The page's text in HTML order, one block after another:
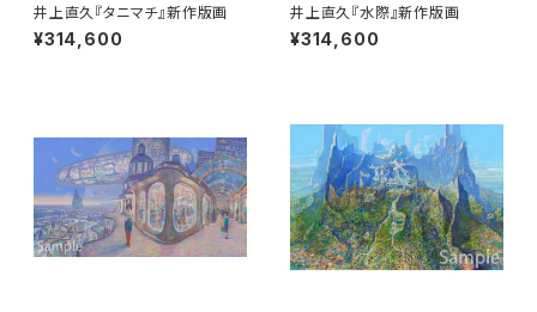
井上直久『タニマチ』新作版画
¥314,600
井上直久『水際』新作版画
¥314,600